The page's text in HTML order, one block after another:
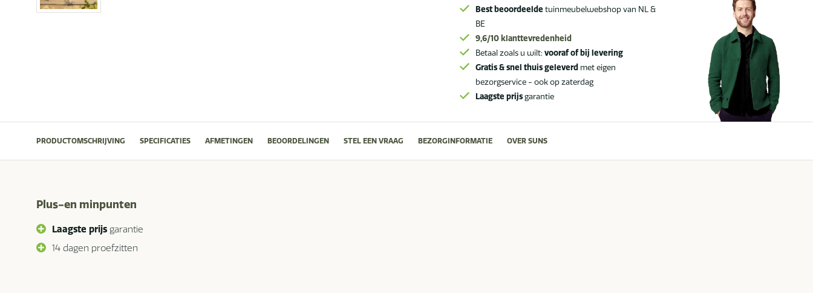
Best beoordeelde tuinmeubelwebshop van NL &
BE
9,6/10 klanttevredenheid
Betaal zoals u wilt:vooraf of bij levering
Gratis & snel thuis geleverd met eigen
bezorgservice - ook op zaterdag
Laagste prijsgarantie
PRODUCTOMSCHRIJVING SPECIFICATIES AFMETINGEN BEOORDELINGEN STEL EEN VRAAG BEZORGINFORMATIE OVER SUNS
Plus-en minpunten
Laagste prijs garantie
14 dagen proefzitten